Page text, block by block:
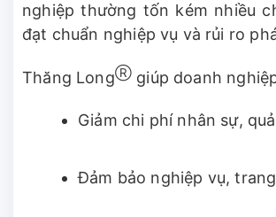
nghiệp thường tốn kém nhiều
đạt chuẩn nghiệp vụ và rủi ro
Thăng LongⓇ giúp doanh
Giảm chi phí nhân sự,
Đảm bảo nghiệp vụ,